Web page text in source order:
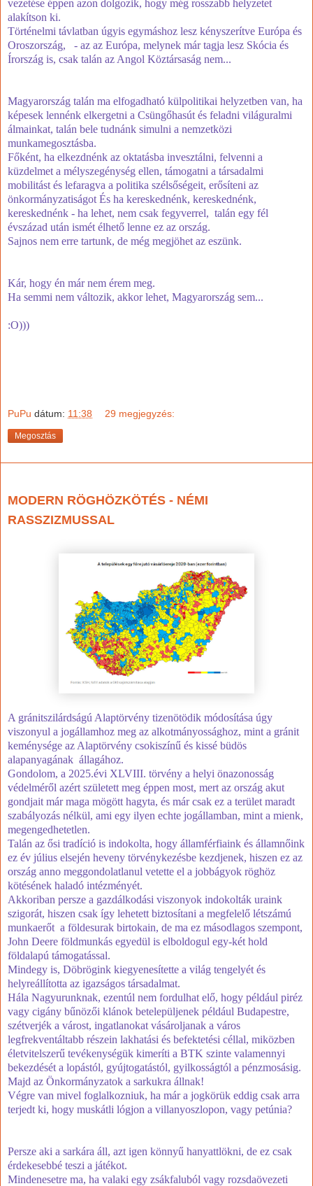
vezetése éppen azon dolgozik, hogy még rosszabb helyzetet
alakítson ki.
Történelmi távlatban úgyis egymáshoz lesz kényszerítve Európa és
Oroszország, - az az Európa, melynek már tagja lesz Skócia és
Írország is, csak talán az Angol Köztársaság nem...
Magyarország talán ma elfogadható külpolitikai helyzetben van, ha
képesek lennénk elkergetni a Csüngőhasút és feladni világuralmi
álmainkat, talán bele tudnánk simulni a nemzetközi
munkamegosztásba.
Főként, ha elkezdnénk az oktatásba invesztálni, felvenni a
küzdelmet a mélyszegénység ellen, támogatni a társadalmi
mobilitást és lefaragva a politika szélsőségeit, erősíteni az
önkormányzatiságot És ha kereskednénk, kereskednénk,
kereskednénk - ha lehet, nem csak fegyverrel, talán egy fél
évszázad után ismét élhető lenne ez az ország.
Sajnos nem erre tartunk, de még megjöhet az eszünk.
Kár, hogy én már nem érem meg.
Ha semmi nem változik, akkor lehet, Magyarország sem...
:O)))
PuPu dátum: 11:38 29 megjegyzés:
Megosztás
MODERN RÖGHÖZKÖTÉS - NÉMI
RASSZIZMUSSAL
A gránitszilárdságú Alaptörvény tizenötödik módosítása úgy
viszonyul a jogállamhoz meg az alkotmányossághoz, mint a gránit
keménysége az Alaptörvény csokiszínű és kissé büdös
alapanyagának állagához.
Gondolom, a 2025.évi XLVIII. törvény a helyi önazonosság
védelméről azért született meg éppen most, mert az ország akut
gondjait már maga mögött hagyta, és már csak ez a terület maradt
szabályozás nélkül, ami egy ilyen echte jogállamban, mint a mienk,
megengedhetetlen.
Talán az ősi tradíció is indokolta, hogy államférfiaink és államnőink
ez év július elsején heveny törvénykezésbe kezdjenek, hiszen ez az
ország anno meggondolatlanul vetette el a jobbágyok röghöz
kötésének haladó intézményét.
Akkoriban persze a gazdálkodási viszonyok indokolták uraink
szigorát, hiszen csak így lehetett biztosítani a megfelelő létszámú
munkaerőt a földesurak birtokain, de ma ez másodlagos szempont,
John Deere földmunkás egyedül is elboldogul egy-két hold
földalapú támogatással.
Mindegy is, Döbrögink kiegyenesítette a világ tengelyét és
helyreállította az igazságos társadalmat.
Hála Nagyurunknak, ezentúl nem fordulhat elő, hogy például piréz
vagy cigány bűnözői klánok betelepüljenek például Budapestre,
szétverjék a várost, ingatlanokat vásároljanak a város
legfrekventáltabb részein lakhatási és befektetési céllal, miközben
életvitelszerű tevékenységük kimeríti a BTK szinte valamennyi
bekezdését a lopástól, gyújtogatástól, gyilkosságtól a pénzmosásig.
Majd az Önkormányzatok a sarkukra állnak!
Végre van mivel foglalkozniuk, ha már a jogkörük eddig csak arra
terjedt ki, hogy muskátli lógjon a villanyoszlopon, vagy petúnia?
Persze aki a sarkára áll, azt igen könnyű hanyattlökni, de ez csak
érdekesebbé teszi a játékot.
Mindenesetre ma, ha valaki egy zsákfaluból vagy rozsdaövezeti